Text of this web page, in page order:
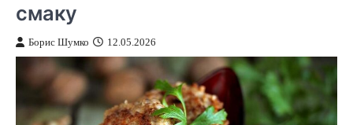
смаку
Борис Шумко 12.05.2026